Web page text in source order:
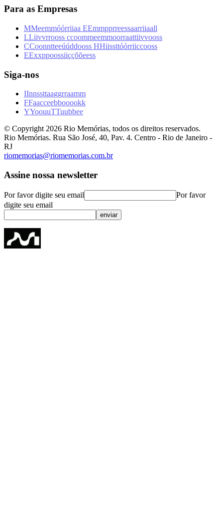
Para as Empresas
MMeemmóórriiaa EEmmpprreessaarriiaall
LLiivvrrooss ccoommeemmoorraattiivvooss
CCoonntteeúúddooss HHiissttóórriiccooss
EExxppoossiiççõõeess
Siga-nos
IInnssttaaggrraamm
FFaacceebbooookk
YYoouuTTuubbee
© Copyright 2026 Rio Memórias, todos os direitos reservados.
Rio Memórias. Rua São José, 40, Pav. 4. Centro - Rio de Janeiro -
RJ
riomemorias@riomemorias.com.br
Assine nossa newsletter
Por favor digite seu email
Por favor
digite seu email
enviar